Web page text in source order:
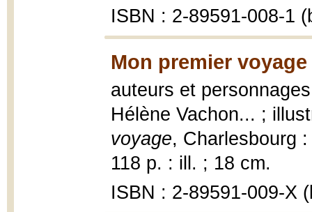
ISBN : 2-89591-008-1
Mon premier voyage
auteurs et
Hélène Vachon... ;
voyage, Charlesbourg
118 p. : ill. ; 18 cm.
ISBN : 2-89591-009-X